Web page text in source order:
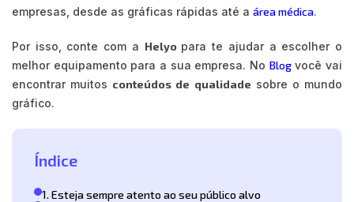
empresas, desde as gráficas rápidas até a área médica.
Por isso, conte com a Helyo para te ajudar a escolher o
melhor equipamento para a sua empresa. No Blogvocê vai
encontrar muitos conteúdos de qualidade sobre o mundo
gráfico.
Índice
1. Esteja sempre atento ao seu público alvo